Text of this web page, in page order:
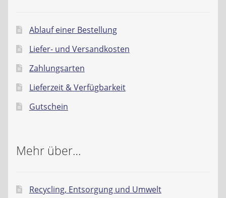
Ablauf einer Bestellung
Liefer- und Versandkosten
Zahlungsarten
Lieferzeit & Verfügbarkeit
Gutschein
Mehr über…
Recycling, Entsorgung und Umwelt